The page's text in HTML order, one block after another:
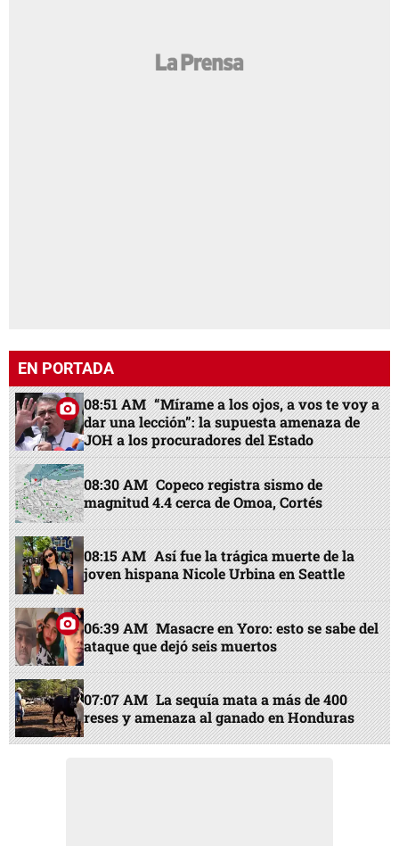
EN PORTADA
08:51 AM “Mírame a los ojos, a vos te voy a
dar una lección”: la supuesta amenaza de
JOH a los procuradores del Estado
08:30 AM Copeco registra sismo de
magnitud 4.4 cerca de Omoa, Cortés
08:15 AM Así fue la trágica muerte de la
joven hispana Nicole Urbina en Seattle
06:39 AM Masacre en Yoro: esto se sabe del
ataque que dejó seis muertos
07:07 AM La sequía mata a más de 400
reses y amenaza al ganado en Honduras